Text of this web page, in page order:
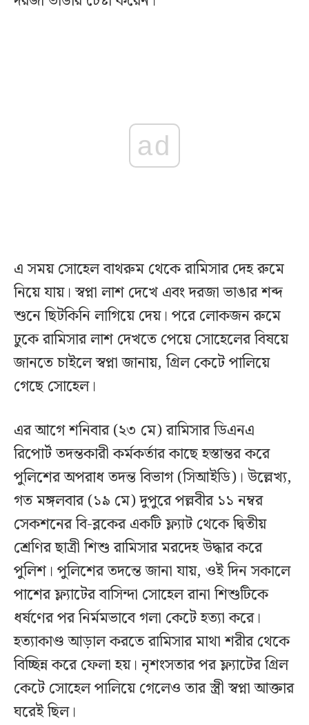
ad
এ সময় সোহেল বাথরুম থেকে রামিসার দেহ রুমে
নিয়ে যায়। স্বপ্না লাশ দেখে এবং দরজা ভাঙার শব্দ
শুনে ছিটকিনি লাগিয়ে দেয়। পরে লোকজন রুমে
ঢুকে রামিসার লাশ দেখতে পেয়ে সোহেলের বিষয়ে
জানতে চাইলে স্বপ্না জানায়, গ্রিল কেটে পালিয়ে
গেছে সোহেল।
এর আগে শনিবার (২৩ মে) রামিসার ডিএনএ
রিপোর্ট তদন্তকারী কর্মকর্তার কাছে হস্তান্তর করে
পুলিশের অপরাধ তদন্ত বিভাগ (সিআইডি)। উল্লেখ্য,
গত মঙ্গলবার (১৯ মে) দুপুরে পল্লবীর ১১ নম্বর
সেকশনের বি-ব্লকের একটি ফ্ল্যাট থেকে দ্বিতীয়
শ্রেণির ছাত্রী শিশু রামিসার মরদেহ উদ্ধার করে
পুলিশ। পুলিশের তদন্তে জানা যায়, ওই দিন সকালে
পাশের ফ্ল্যাটের বাসিন্দা সোহেল রানা শিশুটিকে
ধর্ষণের পর নির্মমভাবে গলা কেটে হত্যা করে।
হত্যাকাণ্ড আড়াল করতে রামিসার মাথা শরীর থেকে
বিচ্ছিন্ন করে ফেলা হয়। নৃশংসতার পর ফ্ল্যাটের গ্রিল
কেটে সোহেল পালিয়ে গেলেও তার স্ত্রী স্বপ্না আক্তার
ঘরেই ছিল।